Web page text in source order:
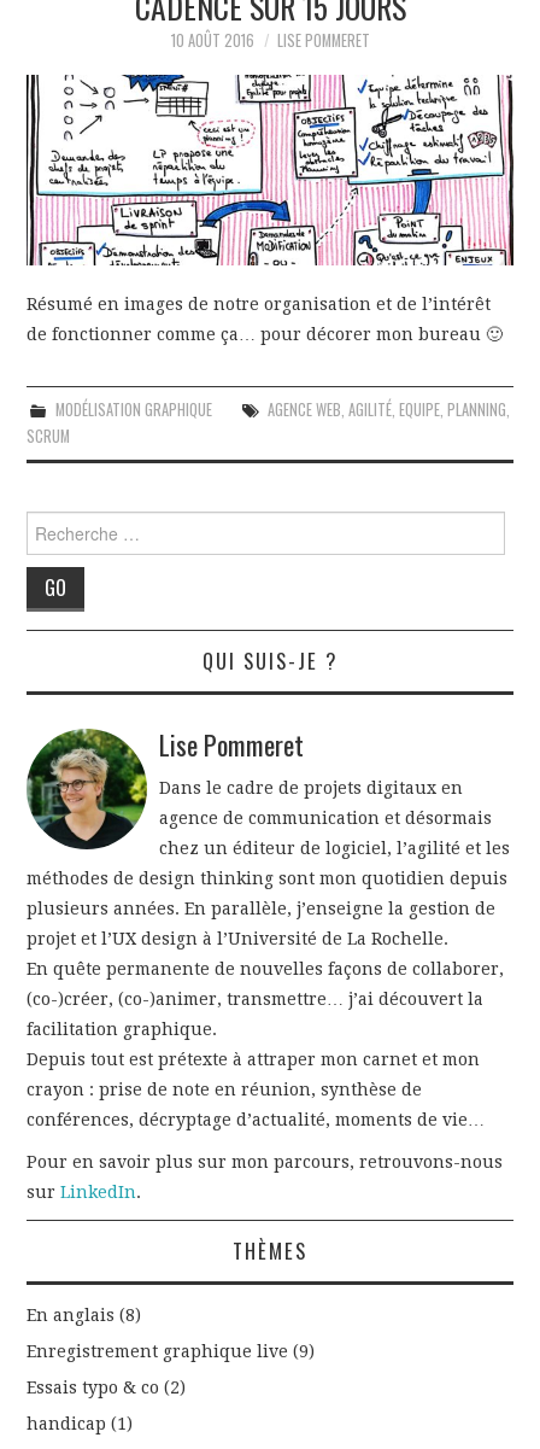
10 AOÛT 2016 LISE POMMERET
Résumé en images de notre organisation et de l’intérêt
de fonctionner comme ça… pour décorer mon bureau 🙂
MODÉLISATION GRAPHIQUE AGENCE WEB, AGILITÉ, EQUIPE, PLANNING,
SCRUM
Rechercher
QUI SUIS-JE ?
Lise Pommeret
Dans le cadre de projets digitaux en
agence de communication et désormais
chez un éditeur de logiciel, l’agilité et les
méthodes de design thinking sont mon quotidien depuis
plusieurs années. En parallèle, j’enseigne la gestion de
projet et l’UX design à l’Université de La Rochelle.
En quête permanente de nouvelles façons de collaborer,
(co-)créer, (co-)animer, transmettre… j’ai découvert la
facilitation graphique.
Depuis tout est prétexte à attraper mon carnet et mon
crayon : prise de note en réunion, synthèse de
conférences, décryptage d’actualité, moments de vie…
Pour en savoir plus sur mon parcours, retrouvons-nous
surLinkedIn.
THÈMES
En anglais (8)
Enregistrement graphique live (9)
Essais typo & co (2)
handicap (1)